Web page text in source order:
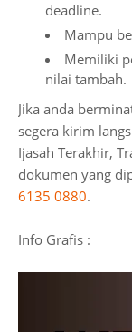
deadline.
Mampu
Memiliki
nilai tambah.
Jika anda
segera kirim
Ijasah Terakhir,
dokumen yang
6135 0880.
Info Grafis :